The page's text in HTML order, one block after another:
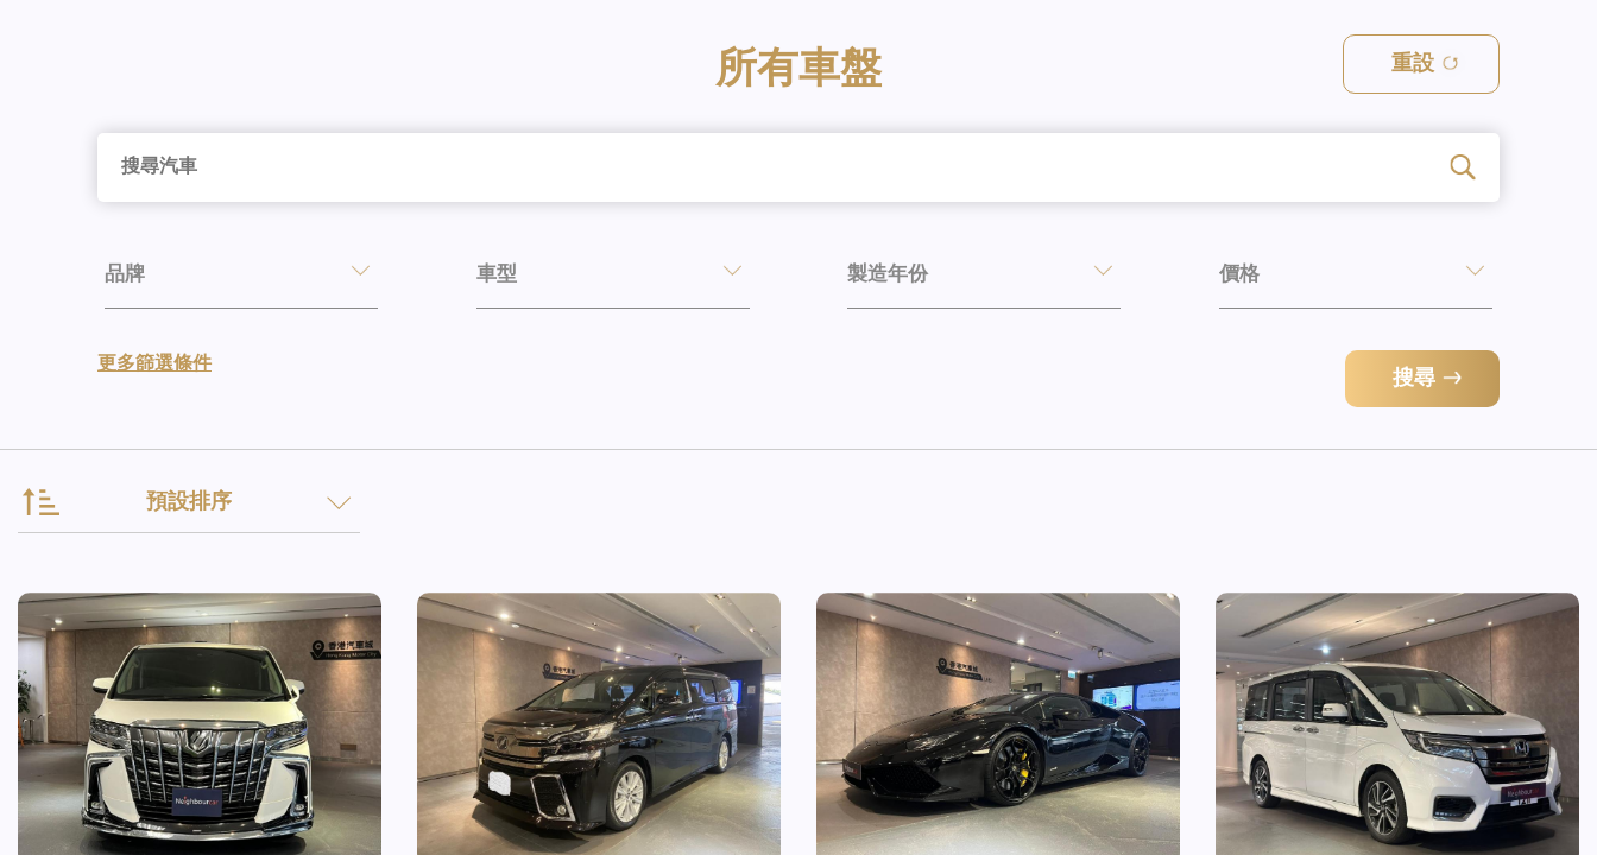
所有車盤 重設
品牌 車型 製造年份 價格
更多篩選條件
搜尋
預設排序